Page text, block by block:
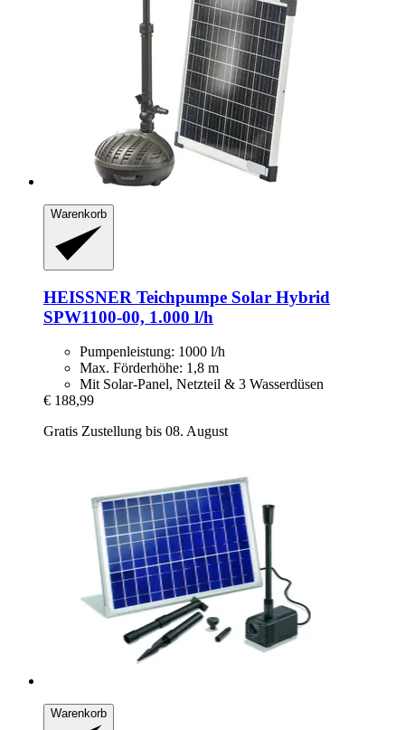
Warenkorb
HEISSNER Teichpumpe Solar Hybrid
SPW1100-​00, 1.000 l/h
Pumpenleistung: 1000 l/h
Max. Förderhöhe: 1,8 m
Mit Solar-Panel, Netzteil & 3 Wasserdüsen
€ 188,99
Gratis Zustellung bis 08. August
Warenkorb